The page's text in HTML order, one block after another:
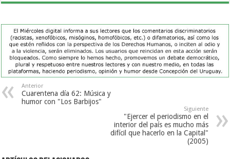
Anterior
Cuarentena día 62: Música y
humor con "Los Barbijos"
Siguiente
"Ejercer el periodismo en el
interior del país es mucho más
difícil que hacerlo en la Capital"
(2005)